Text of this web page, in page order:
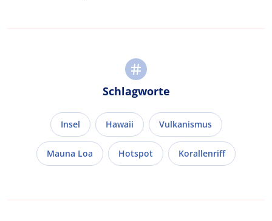
Schlagworte
Insel Hawaii Vulkanismus
Mauna Loa Hotspot Korallenriff